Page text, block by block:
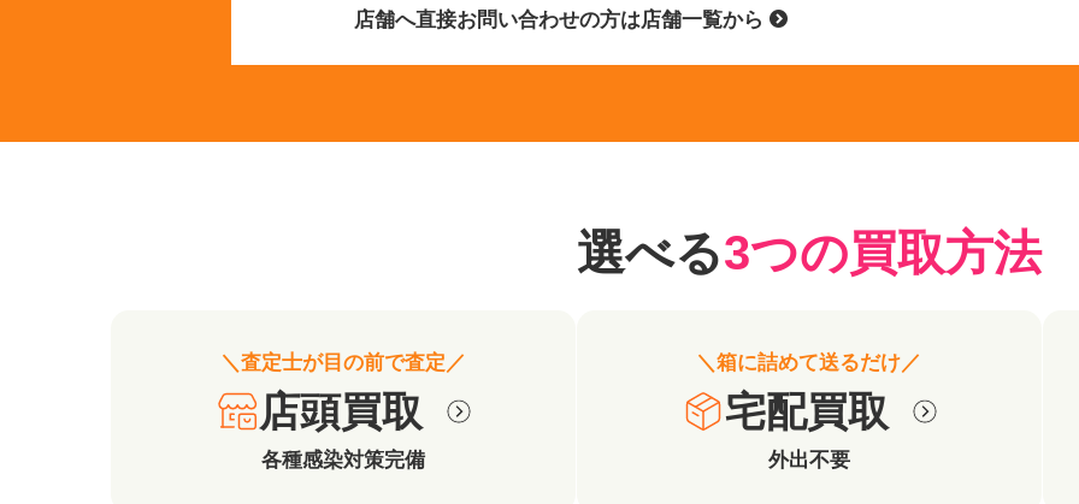
店舗へ直接お問い合わせの方は店舗一覧から
選べる3つの買取方法
＼査定士が目の前で査定／
店頭買取
各種感染対策完備
＼箱に詰めて送るだけ／
宅配買取
外出不要